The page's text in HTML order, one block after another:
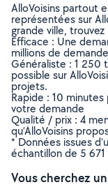
AlloVoisins partout
représentées sur
grande ville,
Efficace : Une
millions de
Généraliste : 1 250
possible sur
projets.
Rapide : 10
votre demande
Qualité / prix : 4
qu’AlloVoisins
* Données issues
échantillon de 5
Vous cherchez